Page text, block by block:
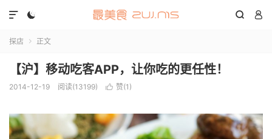
  

探店  正文
【沪】移动吃客APP，让你吃的更任性！
2014-12-19 阅读(13199)  赞(1 )